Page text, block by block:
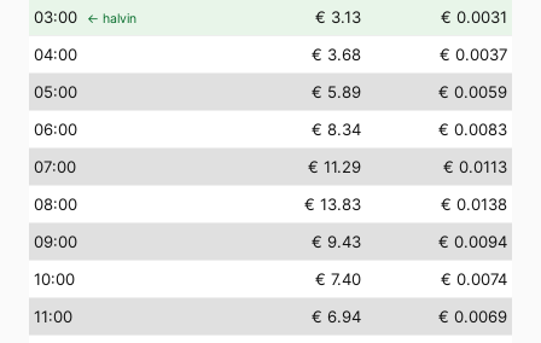
03:00 ← halvin € 3.13
€ 0.0031
04:00 € 3.68
€ 0.0037
05:00 € 5.89
€ 0.0059
06:00 € 8.34
€ 0.0083
07:00 € 11.29
€ 0.0113
08:00 € 13.83
€ 0.0138
09:00 € 9.43
€ 0.0094
10:00 € 7.40
€ 0.0074
11:00 € 6.94
€ 0.0069